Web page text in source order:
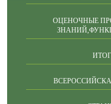
ОЦЕНОЧНЫЕ